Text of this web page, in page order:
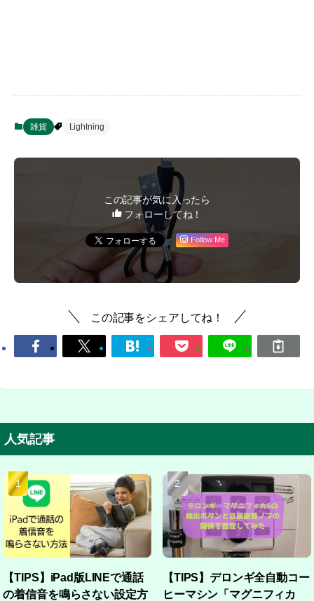
雑貨 Lightning
この記事が気に入ったら
フォローしてね！
Follow Me
この記事をシェアしてね！
人気記事
【TIPS】iPad版LINEで通話
の着信音を鳴らさない設定方
【TIPS】デロンギ全自動コー
ヒーマシン「マグニフィカ